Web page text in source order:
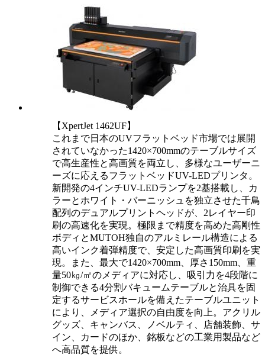
【XpertJet 1462UF】
これまで日本のUVフラットベッド市場では展開
されていなかった1420×700mmのテーブルサイズ
で高生産性と高画質を両立し、多様なユーザーニ
ーズに応えるフラットベッドUV-LEDプリンタ。
新開発の4インチUV-LEDランプを2基搭載し、カ
ラーとホワイト・バーニッシュを独立させた千鳥
配列のデュアルプリントヘッドが、2レイヤー印
刷の高速化を実現。極限まで精度を高めた高剛性
ボディとMUTOH独自のアルミレール構造による
高いインク着弾精度で、安定した高画質印刷を実
現。また、最大で1420×700mm、厚さ150mm、重
量50㎏/㎡のメディアに対応し、吸引力を4段階に
制御できる4分割バキュームテーブルと治具を固
定するサービスホールを備えたテーブルユニット
により、メディア選択の自由度を向上。アクリル
グッズ、キャンバス、ノベルティ、店舗装飾、サ
イン、カードのほか、銘板などの工業用製品など
へ高品質を提供。